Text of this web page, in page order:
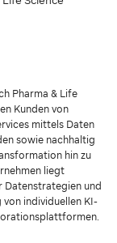
Pharma & Life
Kunden von
mittels Daten
sowie nachhaltig
hin zu
liegt
Datenstrategien und
individuellen KI-